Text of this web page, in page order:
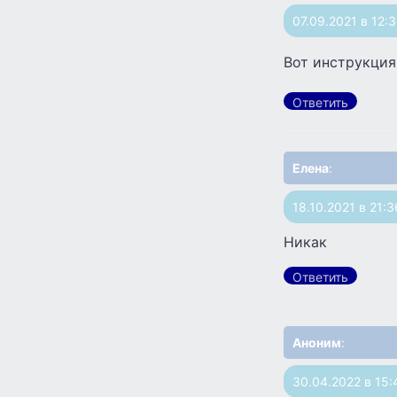
07.09.2021 в
Вот инструкция
Ответить
Елена:
18.10.2021 в
Никак
Ответить
Аноним:
30.04.2022 в